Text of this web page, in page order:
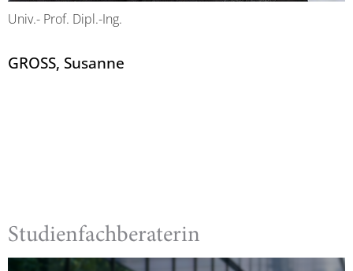
Univ.- Prof. Dipl.-Ing.
GROSS, Susanne
Studienfachberaterin